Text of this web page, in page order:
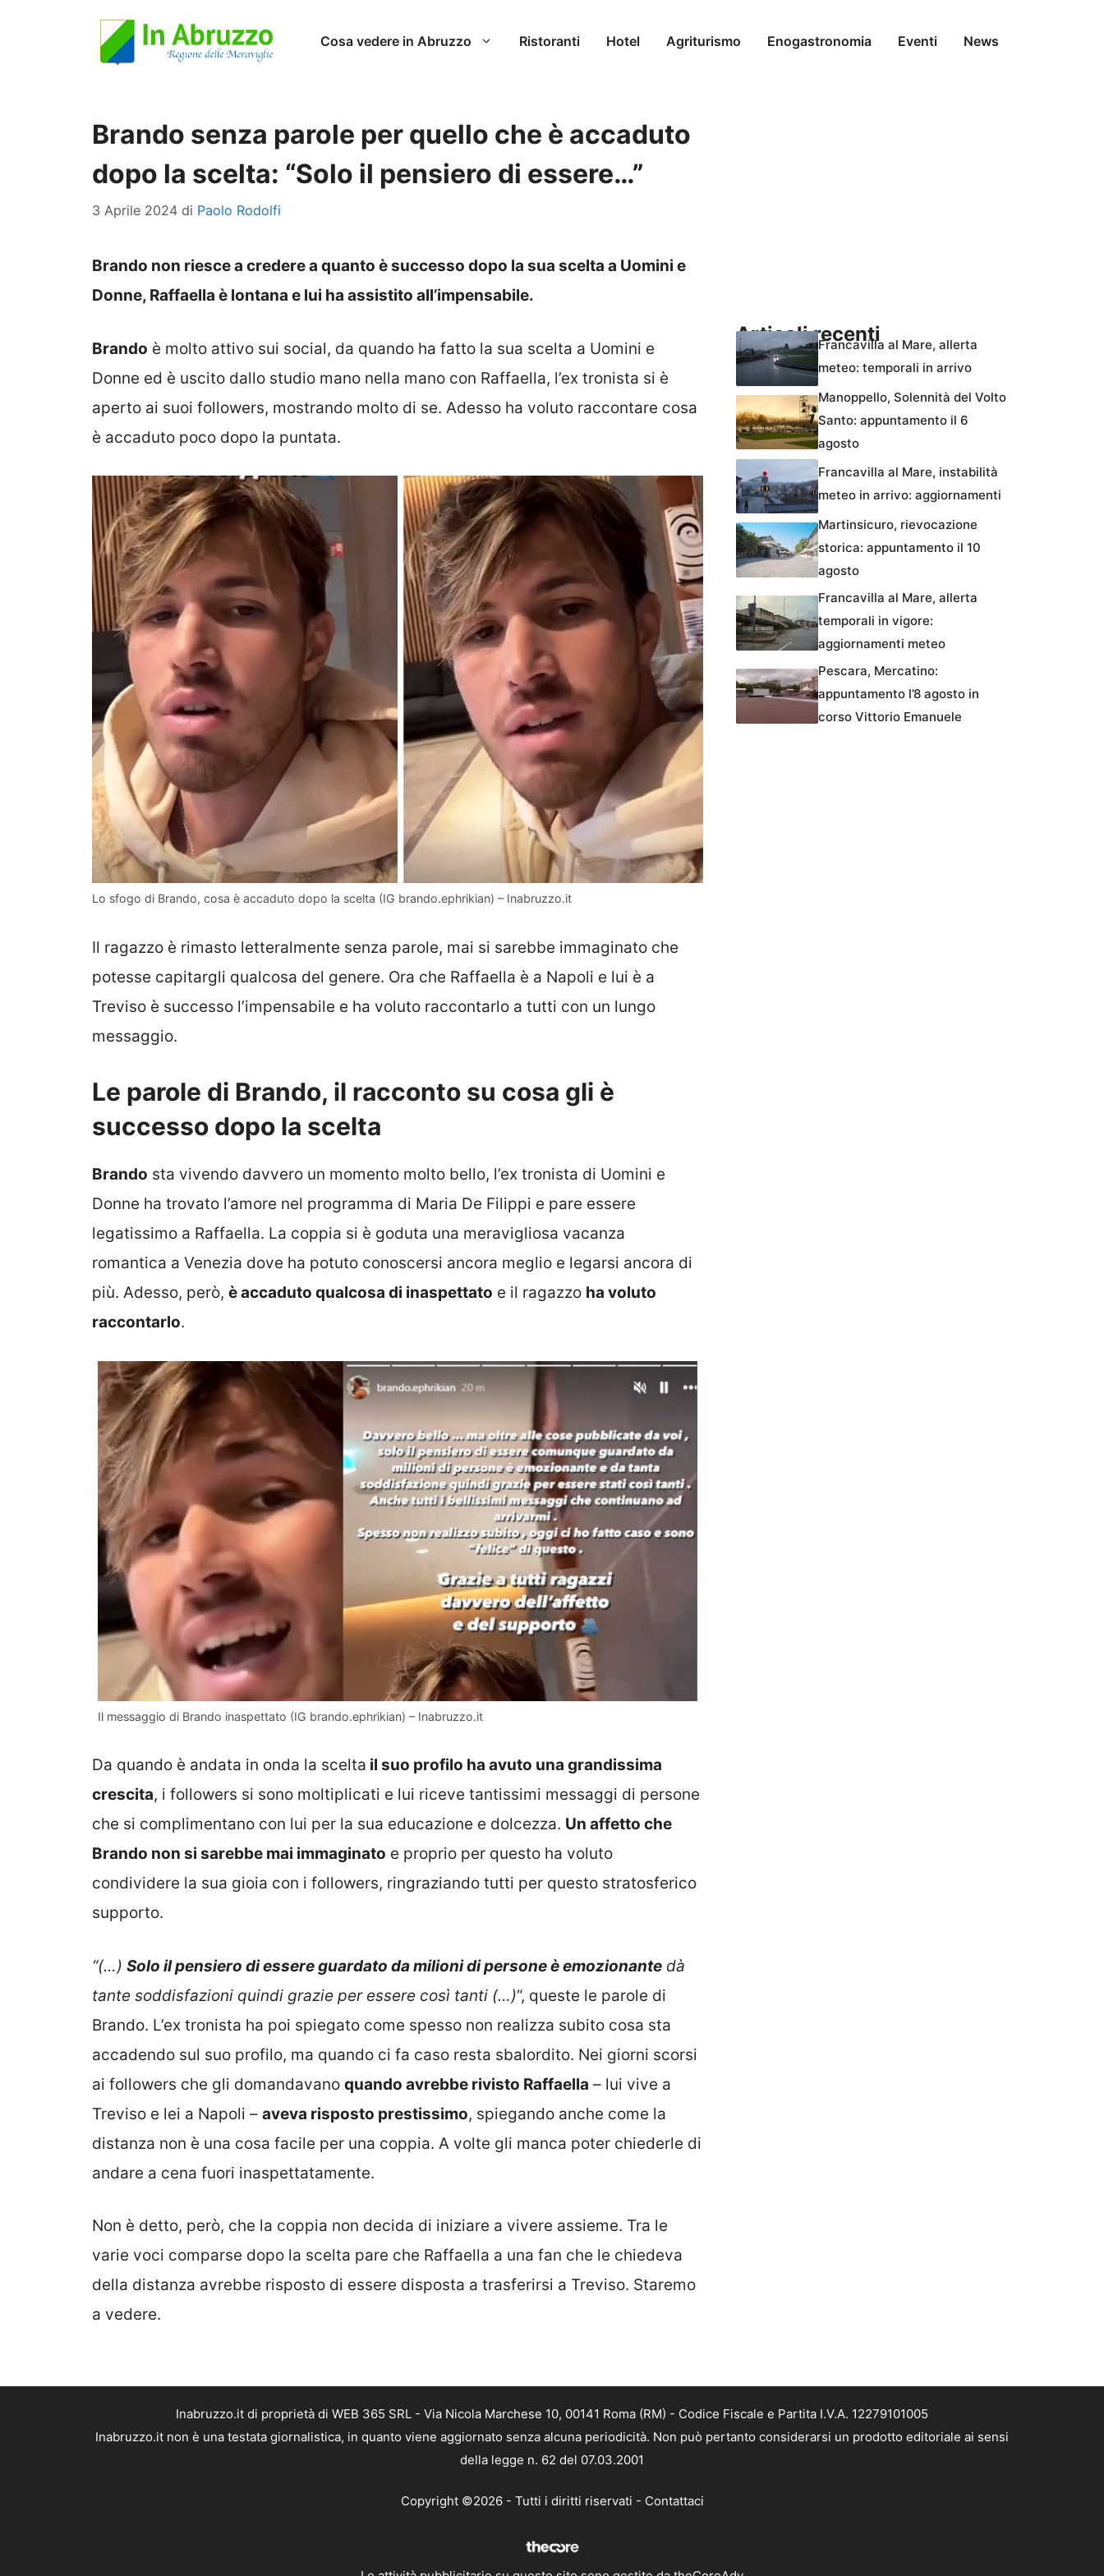
Cosa vedere in Abruzzo Ristoranti Hotel Agriturismo Enogastronomia Eventi News
Brando senza parole per quello che è accaduto
dopo la scelta: “Solo il pensiero di essere…”
3 Aprile 2024 di Paolo Rodolfi
Brando non riesce a credere a quanto è successo dopo la sua scelta a Uomini e
Donne, Raffaella è lontana e lui ha assistito all’impensabile.
Brando è molto attivo sui social, da quando ha fatto la sua scelta a Uomini e
Donne ed è uscito dallo studio mano nella mano con Raffaella, l’ex tronista si è
aperto ai suoi followers, mostrando molto di se. Adesso ha voluto raccontare cosa
è accaduto poco dopo la puntata.
Lo sfogo di Brando, cosa è accaduto dopo la scelta (IG brando.ephrikian) – Inabruzzo.it
Il ragazzo è rimasto letteralmente senza parole, mai si sarebbe immaginato che
potesse capitargli qualcosa del genere. Ora che Raffaella è a Napoli e lui è a
Treviso è successo l’impensabile e ha voluto raccontarlo a tutti con un lungo
messaggio.
Le parole di Brando, il racconto su cosa gli è
successo dopo la scelta
Brando sta vivendo davvero un momento molto bello, l’ex tronista di Uomini e
Donne ha trovato l’amore nel programma di Maria De Filippi e pare essere
legatissimo a Raffaella. La coppia si è goduta una meravigliosa vacanza
romantica a Venezia dove ha potuto conoscersi ancora meglio e legarsi ancora di
più. Adesso, però, è accaduto qualcosa di inaspettato e il ragazzo ha voluto
raccontarlo.
Il messaggio di Brando inaspettato (IG brando.ephrikian) – Inabruzzo.it
Da quando è andata in onda la scelta il suo profilo ha avuto una grandissima
crescita, i followers si sono moltiplicati e lui riceve tantissimi messaggi di persone
che si complimentano con lui per la sua educazione e dolcezza. Un affetto che
Brando non si sarebbe mai immaginato e proprio per questo ha voluto
condividere la sua gioia con i followers, ringraziando tutti per questo stratosferico
supporto.
“(…) Solo il pensiero di essere guardato da milioni di persone è emozionante dà
tante soddisfazioni quindi grazie per essere così tanti (…)“, queste le parole di
Brando. L’ex tronista ha poi spiegato come spesso non realizza subito cosa sta
accadendo sul suo profilo, ma quando ci fa caso resta sbalordito. Nei giorni scorsi
ai followers che gli domandavano quando avrebbe rivisto Raffaella – lui vive a
Treviso e lei a Napoli – aveva risposto prestissimo, spiegando anche come la
distanza non è una cosa facile per una coppia. A volte gli manca poter chiederle di
andare a cena fuori inaspettatamente.
Non è detto, però, che la coppia non decida di iniziare a vivere assieme. Tra le
varie voci comparse dopo la scelta pare che Raffaella a una fan che le chiedeva
della distanza avrebbe risposto di essere disposta a trasferirsi a Treviso. Staremo
a vedere.
Articoli recentiFrancavilla al Mare, allerta
meteo: temporali in arrivo
Manoppello, Solennità del Volto
Santo: appuntamento il 6
agosto
Francavilla al Mare, instabilità
meteo in arrivo: aggiornamenti
Martinsicuro, rievocazione
storica: appuntamento il 10
agosto
Francavilla al Mare, allerta
temporali in vigore:
aggiornamenti meteo
Pescara, Mercatino:
appuntamento l’8 agosto in
corso Vittorio Emanuele
Inabruzzo.it di proprietà di WEB 365 SRL - Via Nicola Marchese 10, 00141 Roma (RM) - Codice Fiscale e Partita I.V.A. 12279101005
Inabruzzo.it non è una testata giornalistica, in quanto viene aggiornato senza alcuna periodicità. Non può pertanto considerarsi un prodotto editoriale ai sensi
della legge n. 62 del 07.03.2001
Copyright ©2026 - Tutti i diritti riservati - Contattaci